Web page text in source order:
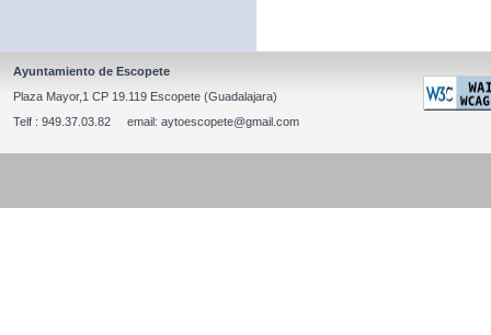
Ayuntamiento de Escopete
Plaza Mayor,1 CP 19.119 Escopete (Guadalajara)
Telf : 949.37.03.82 email: aytoescopete@gmail.com